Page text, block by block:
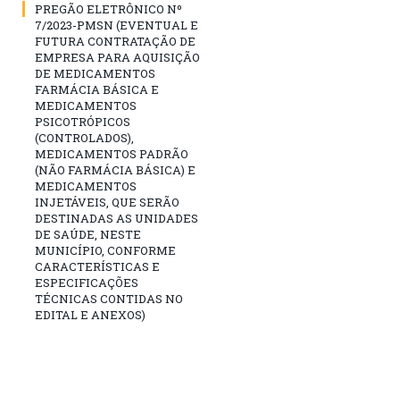
PREGÃO ELETRÔNICO Nº
7/2023-PMSN (EVENTUAL E
FUTURA CONTRATAÇÃO DE
EMPRESA PARA AQUISIÇÃO
DE MEDICAMENTOS
FARMÁCIA BÁSICA E
MEDICAMENTOS
PSICOTRÓPICOS
(CONTROLADOS),
MEDICAMENTOS PADRÃO
(NÃO FARMÁCIA BÁSICA) E
MEDICAMENTOS
INJETÁVEIS, QUE SERÃO
DESTINADAS AS UNIDADES
DE SAÚDE, NESTE
MUNICÍPIO, CONFORME
CARACTERÍSTICAS E
ESPECIFICAÇÕES
TÉCNICAS CONTIDAS NO
EDITAL E ANEXOS)